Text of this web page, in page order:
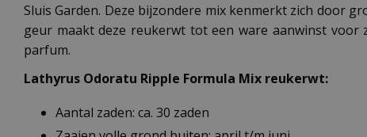
Sluis Garden. Deze bijzondere mix kenmerkt zich door
geur maakt deze reukerwt tot een ware aanwinst
parfum.
Lathyrus Odoratu Ripple Formula Mix reukerwt:
Aantal zaden: ca. 30 zaden